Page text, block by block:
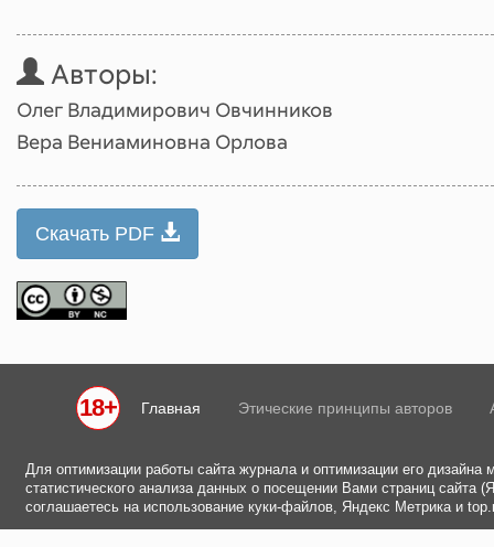
Авторы:
Олег Владимирович Овчинников
Вера Вениаминовна Орлова
Скачать PDF
18+ Главная Этические принципы авторов
Для оптимизации работы сайта журнала и оптимизации его
статистического анализа данных о посещении Вами страниц
соглашаетесь на использование куки-файлов, Яндекс Метрика и